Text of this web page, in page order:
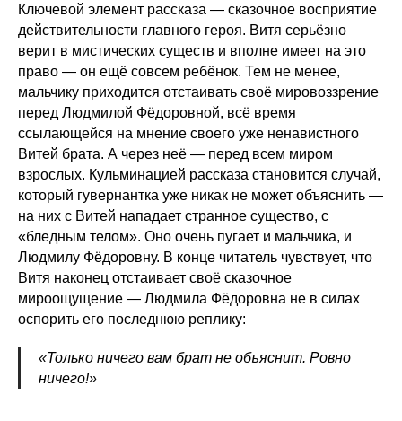
Ключевой элемент рассказа — сказочное восприятие
действительности главного героя. Витя серьёзно
верит в мистических существ и вполне имеет на это
право — он ещё совсем ребёнок. Тем не менее,
мальчику приходится отстаивать своё мировоззрение
перед Людмилой Фёдоровной, всё время
ссылающейся на мнение своего уже ненавистного
Витей брата. А через неё — перед всем миром
взрослых. Кульминацией рассказа становится случай,
который гувернантка уже никак не может объяснить —
на них с Витей нападает странное существо, с
«бледным телом». Оно очень пугает и мальчика, и
Людмилу Фёдоровну. В конце читатель чувствует, что
Витя наконец отстаивает своё сказочное
мироощущение — Людмила Фёдоровна не в силах
оспорить его последнюю реплику:
«Только ничего вам брат не объяснит. Ровно
ничего!»